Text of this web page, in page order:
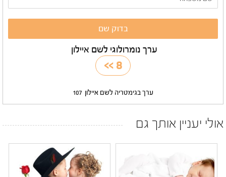
ערך נומרולוגי לשם איילון
8
>>
ערך בגימטריה לשם איילון 107
אולי יעניין אותך גם